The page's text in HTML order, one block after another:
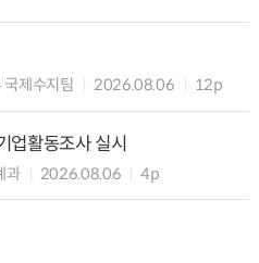
제수지팀 2026.08.06 12p
업활동조사 실시
과 2026.08.06 4p